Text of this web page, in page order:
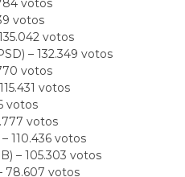
votos
votos
votos
– 132.349 votos
votos
votos
votos
votos
110.436 votos
– 105.303 votos
78.607 votos